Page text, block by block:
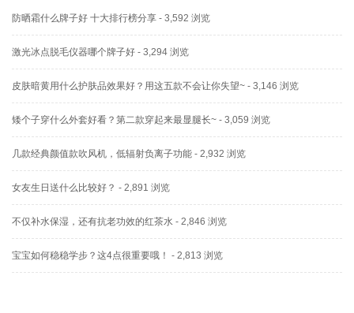
防晒霜什么牌子好 十大排行榜分享 - 3,592 浏览
激光冰点脱毛仪器哪个牌子好 - 3,294 浏览
皮肤暗黄用什么护肤品效果好？用这五款不会让你失望~ - 3,146 浏览
矮个子穿什么外套好看？第二款穿起来最显腿长~ - 3,059 浏览
几款经典颜值款吹风机，低辐射负离子功能 - 2,932 浏览
女友生日送什么比较好？ - 2,891 浏览
不仅补水保湿，还有抗老功效的红茶水 - 2,846 浏览
宝宝如何稳稳学步？这4点很重要哦！ - 2,813 浏览